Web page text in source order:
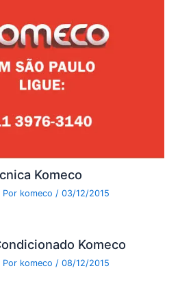
Komeco
Por komeco/03/12/2015
Komeco
Por komeco /08/12/2015